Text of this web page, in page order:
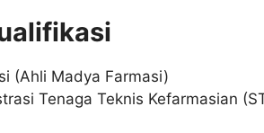
(Ahli Madya Farmasi)
Tenaga Teknis Kefarmasian